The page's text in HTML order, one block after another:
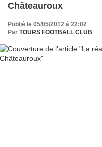
Châteauroux
Publié le 05/05/2012 à 22:02
Par TOURS FOOTBALL CLUB